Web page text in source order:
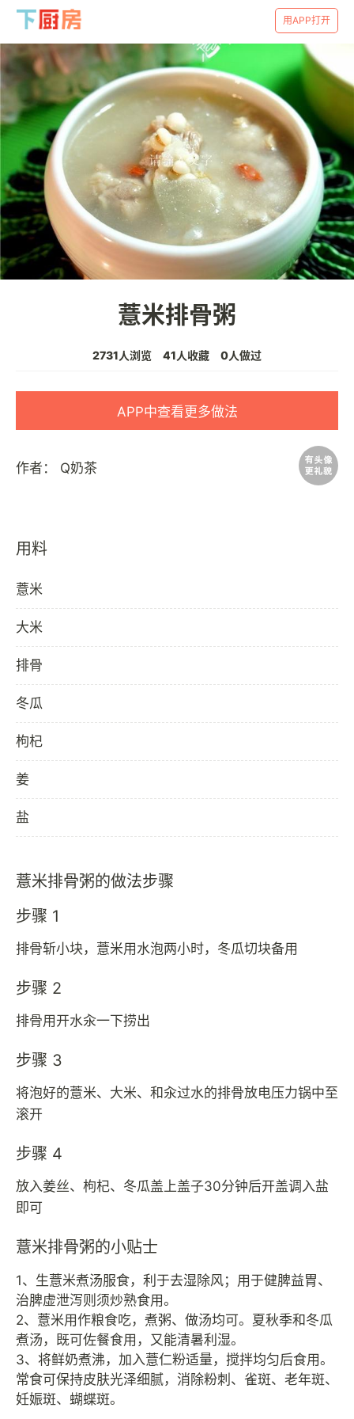
用APP打开
薏米排骨粥
2731人浏览 41人收藏 0人做过
APP中查看更多做法
作者： Q奶茶
用料
薏米
大米
排骨
冬瓜
枸杞
姜
盐
薏米排骨粥的做法步骤
步骤 1
排骨斩小块，薏米用水泡两小时，冬瓜切块备用
步骤 2
排骨用开水汆一下捞出
步骤 3
将泡好的薏米、大米、和汆过水的排骨放电压力锅中至
滚开
步骤 4
放入姜丝、枸杞、冬瓜盖上盖子30分钟后开盖调入盐
即可
薏米排骨粥的小贴士
1、生薏米煮汤服食，利于去湿除风；用于健脾益胃、
治脾虚泄泻则须炒熟食用。
2、薏米用作粮食吃，煮粥、做汤均可。夏秋季和冬瓜
煮汤，既可佐餐食用，又能清暑利湿。
3、将鲜奶煮沸，加入薏仁粉适量，搅拌均匀后食用。
常食可保持皮肤光泽细腻，消除粉刺、雀斑、老年斑、
妊娠斑、蝴蝶斑。